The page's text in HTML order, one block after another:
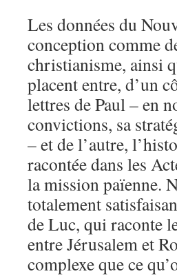
Les données du
conception comme
christianisme, ainsi
placent entre, d’un
lettres de Paul – en
convictions, sa
– et de l’autre,
racontée dans les
la mission païenne.
totalement
de Luc, qui raconte
entre Jérusalem et
complexe que ce